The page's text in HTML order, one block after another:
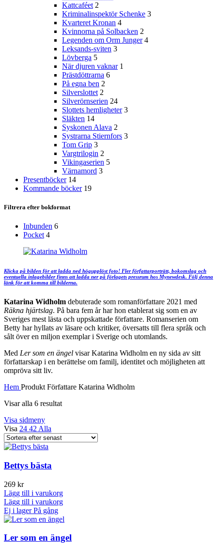
Kattcaféet 2
Kriminalinspektör Schenke 3
Kvarteret Kronan 4
Kvinnorna på Solbacken 2
Legenden om Orm Junger 4
Leksands-sviten 3
Lövberga 5
När djuren vaknar 1
Prästdöttrarna 6
På egna ben 2
Silverslottet 2
Silverörnserien 24
Slottets hemligheter 3
Släkten 14
Syskonen Alava 2
Systrarna Stiernfors 3
Tom Grip 3
Vargtrilogin 2
Vikingaserien 5
Värnamord 3
Presentböcker 14
Kommande böcker 19
Filtrera efter bokformat
Inbunden 6
Pocket 4
Klicka på bilden för att ladda ned högupplöst foto! Fler författarporträtt, bokomslag och
eventuella inlagebilder finns att ladda ner på förlagets pressrum hos Mynewdesk. Följ denna
länk för att komma till bilderna.
Katarina Widholm debuterade som romanförfattare 2021 med
Räkna hjärtslag. På bara fem år har hon etablerat sig som en av
Sveriges mest lästa och uppskattade författare. Romanserien om
Betty har hyllats av läsare och kritiker, översatts till flera språk och
sålt över en miljon exemplar i Sverige och utomlands.
Med Ler som en ängel visar Katarina Widholm en ny sida av sitt
författarskap i en berättelse om familj, identitet och möjligheten att
ompröva sitt liv.
Hem Produkt Författare Katarina Widholm
Visar alla 6 resultatSortera
Visa sidmeny
Visa 24 42 Alla
Bettys bästa
269 kr
Lägg till i varukorg
Lägg till i varukorg
Ej i lager På gång
Ler som en ängel